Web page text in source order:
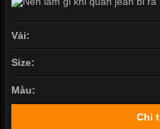
Vải:
Size:
Màu:
Chi